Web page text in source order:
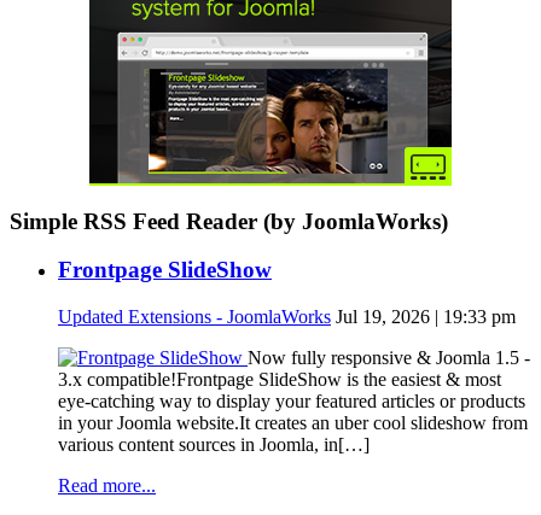
Simple RSS Feed Reader (by JoomlaWorks)
Frontpage SlideShow
Updated Extensions - JoomlaWorks Jul 19, 2026 | 19:33 pm
Now fully responsive & Joomla 1.5 -
3.x compatible!Frontpage SlideShow is the easiest & most
eye-catching way to display your featured articles or products
in your Joomla website.It creates an uber cool slideshow from
various content sources in Joomla, in[…]
Read more...